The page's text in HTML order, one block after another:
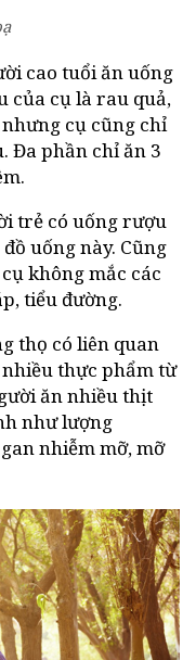
cao tuổi ăn uống
của cụ là rau quả,
cụ cũng chỉ
Đa phần chỉ ăn 3
trẻ có uống rượu
uống này. Cũng
không mắc các
tiểu đường.
thọ có liên quan
thực phẩm từ
ăn nhiều thịt
như lượng
nhiễm mỡ, mỡ